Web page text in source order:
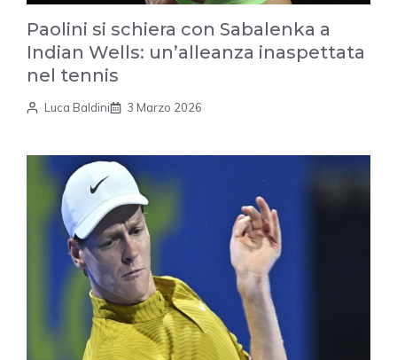
Paolini si schiera con Sabalenka a
Indian Wells: un’alleanza inaspettata
nel tennis
Luca Baldini 3 Marzo 2026